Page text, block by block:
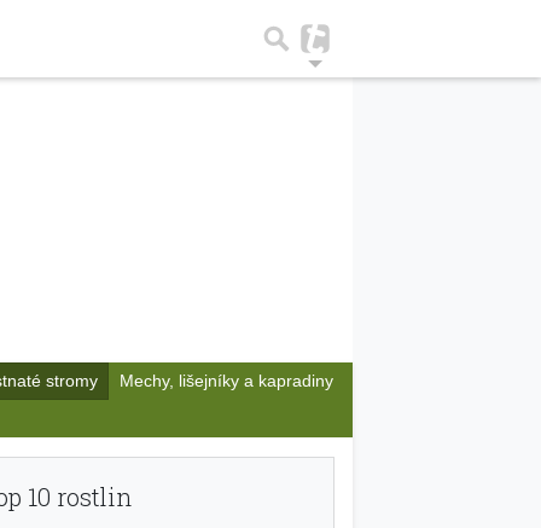
stromy Mechy, lišejníky a kapradiny
10 rostlin